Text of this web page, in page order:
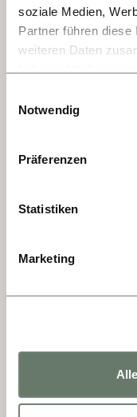
soziale Medien,
Partner führen
weiteren Daten
Notwendig
Präferenzen
Statistiken
Marketing
carruajes
historia y
Dürnstein es
torre azul es
castillo, donde